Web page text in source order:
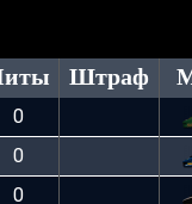
Штраф
0
0
0